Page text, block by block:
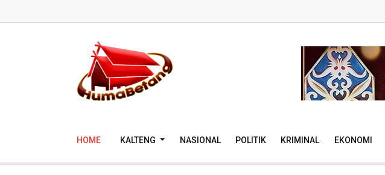
HOME KALTENG NASIONAL POLITIK KRIMINAL EKONOMI